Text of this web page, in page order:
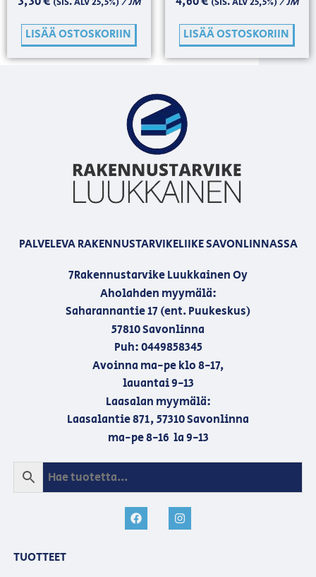
LISÄÄ OSTOSKORIIN LISÄÄ OSTOSKORIIN
PALVELEVA RAKENNUSTARVIKELIIKE SAVONLINNASSA
7Rakennustarvike Luukkainen Oy
Aholahden myymälä:
Saharannantie 17 (ent. Puukeskus)
57810 Savonlinna
Puh: 0449858345
Avoinna ma-pe klo 8-17,
lauantai 9-13
Laasalan myymälä:
Laasalantie 871, 57310 Savonlinna
ma-pe 8-16 la 9-13
TUOTTEET